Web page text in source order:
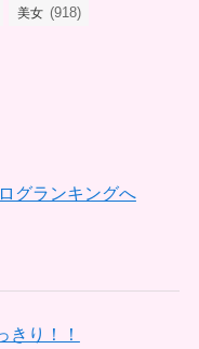
美女 (918)
グランキングへ
り！！